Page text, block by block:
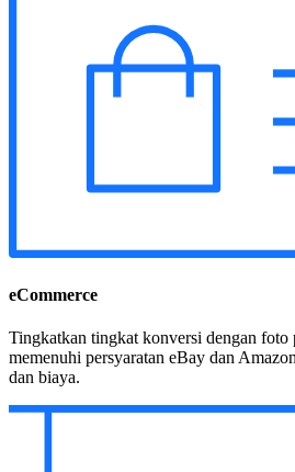
eCommerce
Tingkatkan tingkat konversi dengan
memenuhi persyaratan eBay dan
dan biaya.